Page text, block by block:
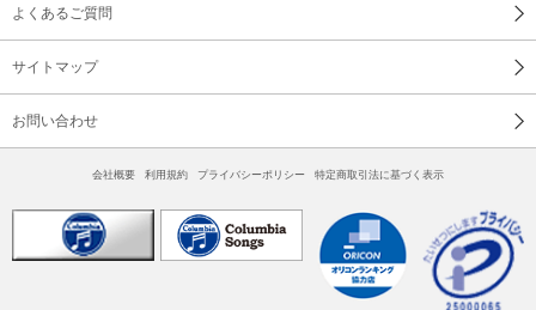
よくあるご質問
サイトマップ
お問い合わせ
会社概要 利用規約 プライバシーポリシー 特定商取引法に基づく表示